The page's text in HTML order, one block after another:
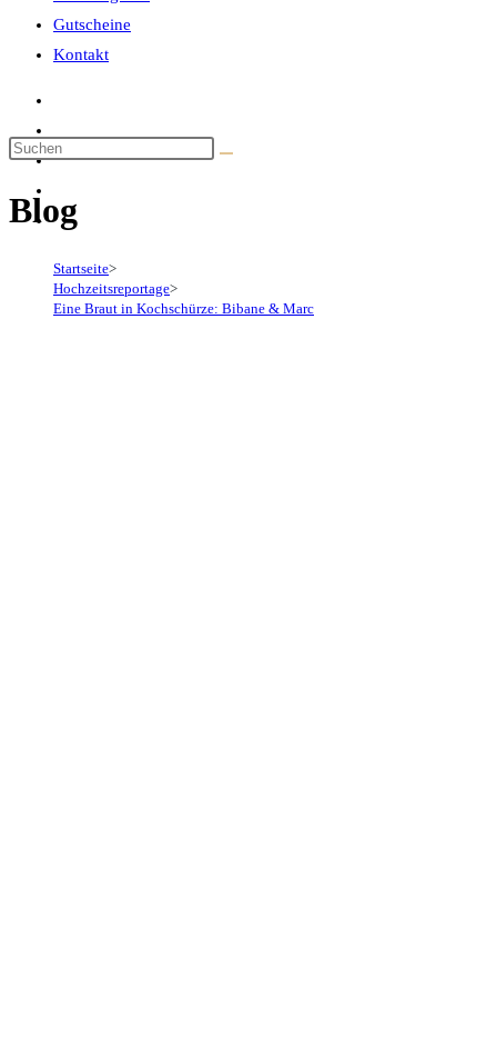
Gutscheine
Kontakt
Blog
Startseite>
Hochzeitsreportage>
Eine Braut in Kochschürze: Bibane & Marc